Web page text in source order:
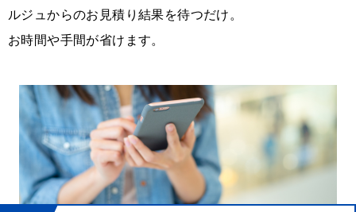
ルジュからのお見積り結果を待つだけ。
お時間や手間が省けます。